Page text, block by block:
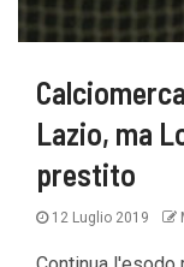
Lazio, ma
prestito
12 Luglio 2019